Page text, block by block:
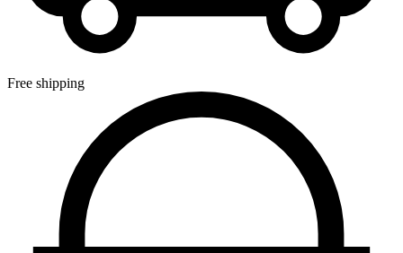
Free shipping